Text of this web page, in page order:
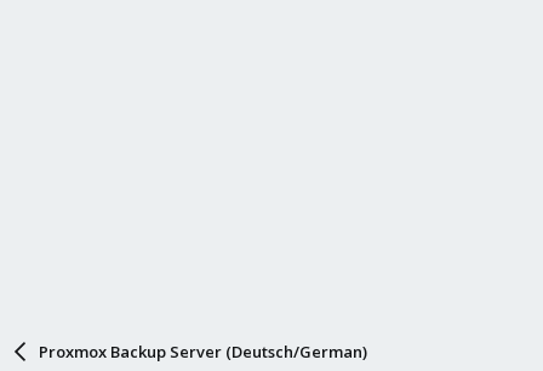
Proxmox Backup Server (Deutsch/German)